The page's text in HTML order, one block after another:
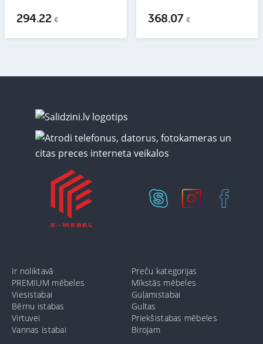
294.22€ 368.07€
Ir noliktavā
Preču kategorijas
PREMIUM mēbeles
Mīkstās mēbeles
Viesistabai
Guļamistabai
Bērnu istabas
Gultas
Virtuvei
Priekšistabas mēbeles
Vannas istabai
Birojam